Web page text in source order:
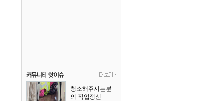
청소해주시는분
의 직업정신